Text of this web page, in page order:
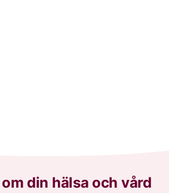
din hälsa och vård